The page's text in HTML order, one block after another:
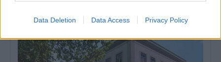
Data Deletion Data Access Privacy Policy